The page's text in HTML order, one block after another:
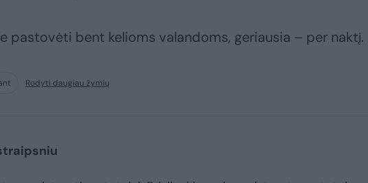
pastovėti bent kelioms valandoms, geriausia – per naktį.
Rodyti daugiau žymių